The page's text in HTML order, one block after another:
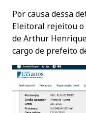
Por causa dessa
Eleitoral rejeitou o
de Arthur
cargo de prefeito